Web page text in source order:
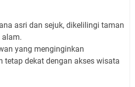
asri dan sejuk, dikelilingi taman
alam.
yang menginginkan
tetap dekat dengan akses wisata